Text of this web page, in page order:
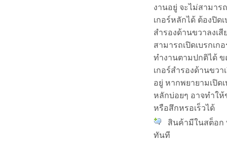
งานอยู่ จะไม่สามาร
เกอร์หลักได้ ต้องปิดเ
สำรองด้านขวาลงเสี
สามารถเปิดเบรกเก
ทำงานตามปกติได้ ข
เกอร์สำรองด้านขวา
อยู่ หากพยายามเปิดเ
หลักบ่อยๆ อาจทำใ
หรือสึกหรอเร็วได้
สินค้ามีในสต็อก
ทันที